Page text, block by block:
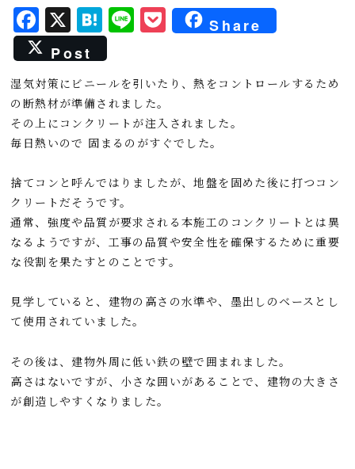
F
a
c
e
b
o
o
k
X H
a
t
e
n
a
L
i
n
e
P
o
c
k
e
t
Share
Post
湿気対策にビニールを引いたり、熱をコントロールするため
の断熱材が準備されました。
その上にコンクリートが注入されました。
毎日熱いので 固まるのがすぐでした。
捨てコンと呼んではりましたが、地盤を固めた後に打つコン
クリートだそうです。
通常、強度や品質が要求される本施工のコンクリートとは異
なるようですが、工事の品質や安全性を確保するために重要
な役割を果たすとのことです。
見学していると、建物の高さの水準や、墨出しのベースとし
て使用されていました。
その後は、建物外周に低い鉄の壁で囲まれました。
高さはないですが、小さな囲いがあることで、建物の大きさ
が創造しやすくなりました。